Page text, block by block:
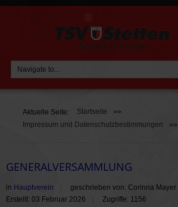
Aktuelle Seite: Startseite
>>
Impressum und Datenschutzbestimmungen
>>
GENERALVERSAMMLUNG
in Hauptverein
geschrieben von: Corinna Mayer
Erstellt: 03 Februar 2026
Zugriffe: 1156